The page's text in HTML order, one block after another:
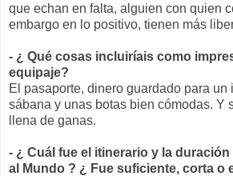
que echan en falta, alguien con quien
embargo en lo positivo, tienen más
- ¿ Qué cosas incluiríais como
equipaje?
El pasaporte, dinero guardado para un
sábana y unas botas bien cómodas. Y
llena de ganas.
- ¿ Cuál fue el itinerario y la
al Mundo ? ¿ Fue suficiente, corta o